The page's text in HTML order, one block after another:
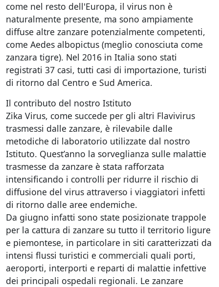
come nel resto dell'Europa, il virus non è
naturalmente presente, ma sono ampiamente
diffuse altre zanzare potenzialmente competenti,
come Aedes albopictus (meglio conosciuta come
zanzara tigre). Nel 2016 in Italia sono stati
registrati 37 casi, tutti casi di importazione, turisti
di ritorno dal Centro e Sud America.
Il contributo del nostro Istituto
Zika Virus, come succede per gli altri Flavivirus
trasmessi dalle zanzare, è rilevabile dalle
metodiche di laboratorio utilizzate dal nostro
Istituto. Quest’anno la sorveglianza sulle malattie
trasmesse da zanzare è stata rafforzata
intensificando i controlli per ridurre il rischio di
diffusione del virus attraverso i viaggiatori infetti
di ritorno dalle aree endemiche.
Da giugno infatti sono state posizionate trappole
per la cattura di zanzare su tutto il territorio ligure
e piemontese, in particolare in siti caratterizzati da
intensi flussi turistici e commerciali quali porti,
aeroporti, interporti e reparti di malattie infettive
dei principali ospedali regionali. Le zanzare